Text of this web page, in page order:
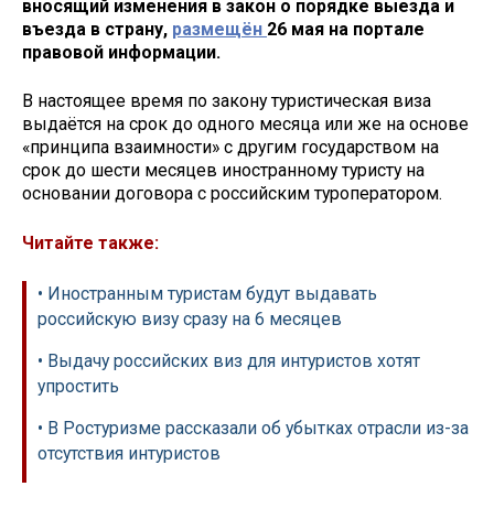
вносящий изменения в закон о порядке выезда и
въезда в страну, размещён 26 мая на портале
правовой информации.
В настоящее время по закону туристическая виза
выдаётся на срок до одного месяца или же на основе
«принципа взаимности» с другим государством на
срок до шести месяцев иностранному туристу на
основании договора с российским туроператором.
Читайте также:
• Иностранным туристам будут выдавать
российскую визу сразу на 6 месяцев
• Выдачу российских виз для интуристов хотят
упростить
• В Ростуризме рассказали об убытках отрасли из-за
отсутствия интуристов